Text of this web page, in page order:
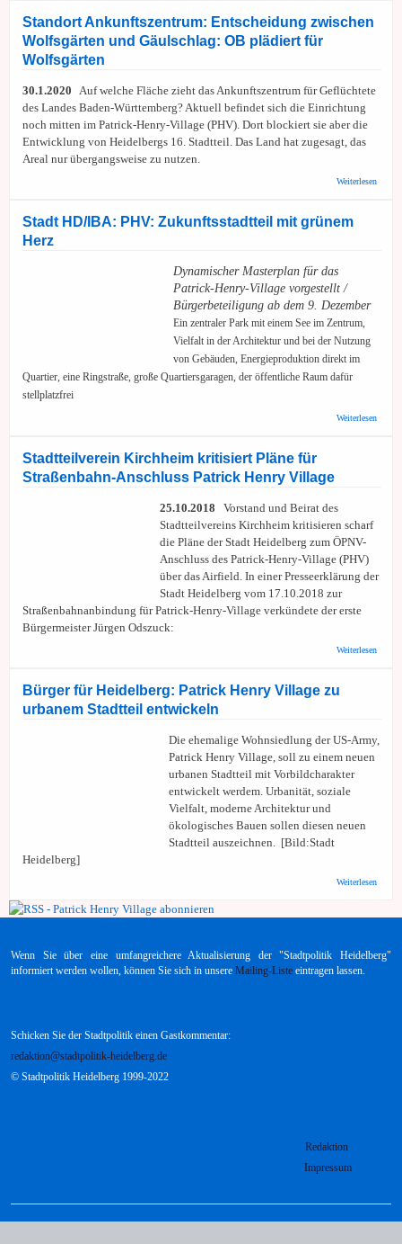
Standort Ankunftszentrum: Entscheidung zwischen
Wolfsgärten und Gäulschlag: OB plädiert für
Wolfsgärten
30.1.2020 Auf welche Fläche zieht das Ankunftszentrum für Geflüchtete
des Landes Baden-Württemberg? Aktuell befindet sich die Einrichtung
noch mitten im Patrick-Henry-Village (PHV). Dort blockiert sie aber die
Entwicklung von Heidelbergs 16. Stadtteil. Das Land hat zugesagt, das
Areal nur übergangsweise zu nutzen.
Weiterlesen
Stadt HD/IBA: PHV: Zukunftsstadtteil mit grünem
Herz
Dynamischer Masterplan für das
Patrick-Henry-Village vorgestellt /
Bürgerbeteiligung ab dem 9. Dezember
Ein zentraler Park mit einem See im Zentrum,
Vielfalt in der Architektur und bei der Nutzung
von Gebäuden, Energieproduktion direkt im
Quartier, eine Ringstraße, große Quartiersgaragen, der öffentliche Raum dafür
stellplatzfrei
Weiterlesen
Stadtteilverein Kirchheim kritisiert Pläne für
Straßenbahn-Anschluss Patrick Henry Village
25.10.2018
Vorstand und Beirat des
Stadtteilvereins Kirchheim kritisieren scharf
die Pläne der Stadt Heidelberg zum ÖPNV-
Anschluss des Patrick-Henry-Village (PHV)
über das Airfield. In einer Presseerklärung der
Stadt Heidelberg vom 17.10.2018 zur
Straßenbahnanbindung für Patrick-Henry-Village verkündete der erste
Bürgermeister Jürgen Odszuck:
Weiterlesen
Village
Bürger für Heidelberg: Patrick Henry Village zu
urbanem Stadtteil entwickeln
Die ehemalige Wohnsiedlung der US-Army,
Patrick Henry Village, soll zu einem neuen
urbanen Stadtteil mit Vorbildcharakter
entwickelt werdem. Urbanität, soziale
Vielfalt, moderne Architektur und
ökologisches Bauen sollen diesen neuen
Stadtteil auszeichnen. [Bild:Stadt
Heidelberg]
Weiterlesen
Patrick
Wenn Sie über eine umfangreichere Aktualisierung der "Stadtpolitik Heidelberg"
informiert werden wollen, können Sie sich in unsere Mailing-Liste eintragen lassen.
Schicken Sie der Stadtpolitik einen Gastkommentar:
redaktion@stadtpolitik-heidelberg.de
© Stadtpolitik Heidelberg 1999-2022
Redaktion
Impressum